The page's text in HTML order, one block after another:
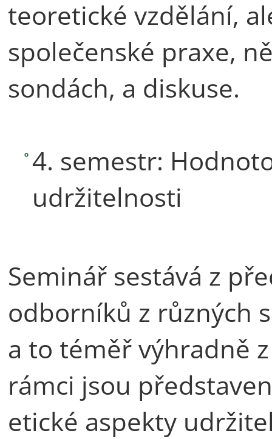
teoretické vzdělání,
společenské praxe,
sondách, a diskuse.
4. semestr:
udržitelnosti
Seminář sestává z
odborníků z různých
a to téměř výhradně
rámci jsou
etické aspekty